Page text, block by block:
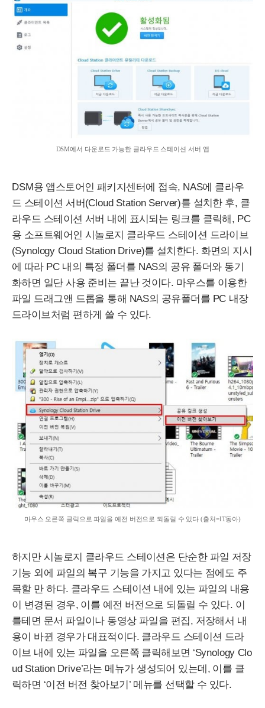
DSM에서 다운로드 가능한 클라우드 스테이션 서버 앱
DSM용 앱스토어인 패키지센터에 접속, NAS에 클라우
드 스테이션 서버(Cloud Station Server)를 설치한 후, 클
라우드 스테이션 서버 내에 표시되는 링크를 클릭해, PC
용 소프트웨어인 시놀로지 클라우드 스테이션 드라이브
(Synology Cloud Station Drive)를 설치한다. 화면의 지시
에 따라 PC내의 특정 폴더를 NAS의 공유 폴더와 동기
화하면 일단 사용 준비는 끝난 것이다. 마우스를 이용한
파일 드래그앤 드롭을 통해 NAS의 공유폴더를 PC 내장
드라이브처럼 편하게 쓸 수 있다.
마우스 오른쪽 클릭으로 파일을 예전 버전으로 되돌릴 수 있다 (출처=IT동아)
하지만 시놀로지 클라우드 스테이션은 단순한 파일 저장
기능 외에 파일의 복구 기능을 가지고 있다는 점에도 주
목할 만 하다. 클라우드 스테이션 내에 있는 파일의 내용
이 변경된 경우, 이를 예전 버전으로 되돌릴 수 있다. 이
를테면 문서 파일이나 동영상 파일을 편집, 저장해서 내
용이 바뀐 경우가 대표적이다. 클라우드 스테이션 드라
이브 내에 있는 파일을 오른쪽 클릭해보면 ‘Synology Clo
ud Station Drive’라는 메뉴가 생성되어 있는데, 이를 클
릭하면 ‘이전 버전 찾아보기’ 메뉴를 선택할 수 있다.